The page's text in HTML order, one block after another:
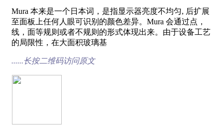
Mura 本来是一个日本词，是指显示器亮度不均匀, 后扩展
至面板上任何人眼可识别的颜色差异。Mura 会通过点，
线，面等规则或者不规则的形式体现出来。由于设备工艺
的局限性，在大面积玻璃基
......长按二维码访问原文